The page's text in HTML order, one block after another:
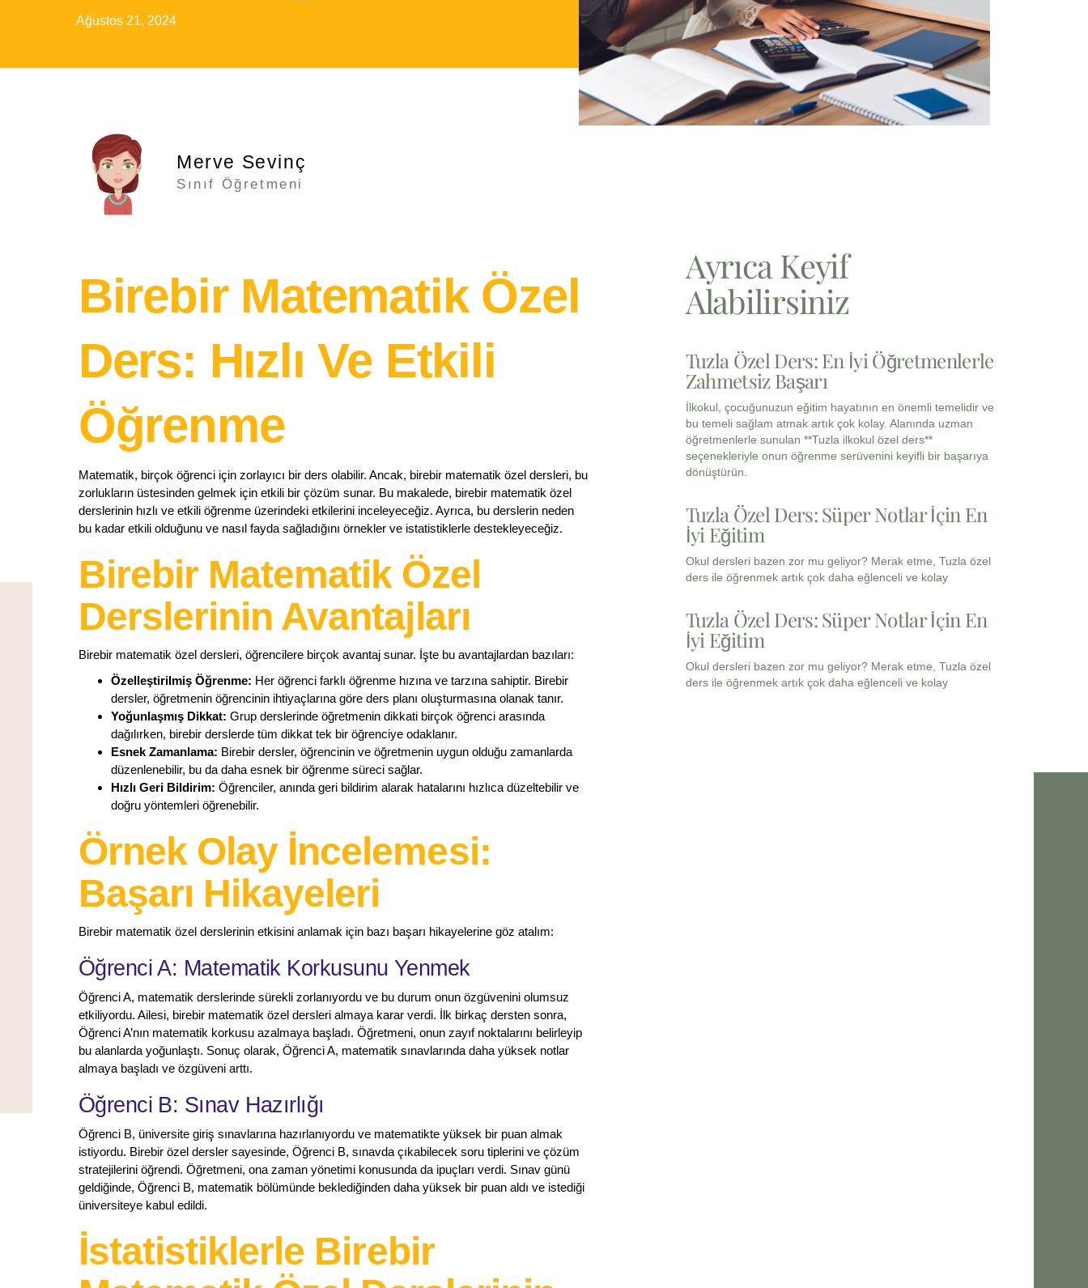
Ağustos 21, 2024
Merve Sevinç
Sınıf Öğretmeni
Birebir Matematik Özel
Ders: Hızlı Ve Etkili
Öğrenme
Matematik, birçok öğrenci için zorlayıcı bir ders olabilir. Ancak, birebir matematik özel dersleri, bu
zorlukların üstesinden gelmek için etkili bir çözüm sunar. Bu makalede, birebir matematik özel
derslerinin hızlı ve etkili öğrenme üzerindeki etkilerini inceleyeceğiz. Ayrıca, bu derslerin neden
bu kadar etkili olduğunu ve nasıl fayda sağladığını örnekler ve istatistiklerle destekleyeceğiz.
Birebir Matematik Özel
Derslerinin Avantajları
Birebir matematik özel dersleri, öğrencilere birçok avantaj sunar. İşte bu avantajlardan bazıları:
Özelleştirilmiş Öğrenme: Her öğrenci farklı öğrenme hızına ve tarzına sahiptir. Birebir
dersler, öğretmenin öğrencinin ihtiyaçlarına göre ders planı oluşturmasına olanak tanır.
Yoğunlaşmış Dikkat: Grup derslerinde öğretmenin dikkati birçok öğrenci arasında
dağılırken, birebir derslerde tüm dikkat tek bir öğrenciye odaklanır.
Esnek Zamanlama: Birebir dersler, öğrencinin ve öğretmenin uygun olduğu zamanlarda
düzenlenebilir, bu da daha esnek bir öğrenme süreci sağlar.
Hızlı Geri Bildirim: Öğrenciler, anında geri bildirim alarak hatalarını hızlıca düzeltebilir ve
doğru yöntemleri öğrenebilir.
Örnek Olay İncelemesi:
Başarı Hikayeleri
Birebir matematik özel derslerinin etkisini anlamak için bazı başarı hikayelerine göz atalım:
Öğrenci A: Matematik Korkusunu Yenmek
Öğrenci A, matematik derslerinde sürekli zorlanıyordu ve bu durum onun özgüvenini olumsuz
etkiliyordu. Ailesi, birebir matematik özel dersleri almaya karar verdi. İlk birkaç dersten sonra,
Öğrenci A’nın matematik korkusu azalmaya başladı. Öğretmeni, onun zayıf noktalarını belirleyip
bu alanlarda yoğunlaştı. Sonuç olarak, Öğrenci A, matematik sınavlarında daha yüksek notlar
almaya başladı ve özgüveni arttı.
Öğrenci B: Sınav Hazırlığı
Öğrenci B, üniversite giriş sınavlarına hazırlanıyordu ve matematikte yüksek bir puan almak
istiyordu. Birebir özel dersler sayesinde, Öğrenci B, sınavda çıkabilecek soru tiplerini ve çözüm
stratejilerini öğrendi. Öğretmeni, ona zaman yönetimi konusunda da ipuçları verdi. Sınav günü
geldiğinde, Öğrenci B, matematik bölümünde beklediğinden daha yüksek bir puan aldı ve istediği
üniversiteye kabul edildi.
İstatistiklerle Birebir
Ayrıca Keyif
Alabilirsiniz
Tuzla Özel Ders: En İyi Öğretmenlerle
Zahmetsiz Başarı
İlkokul, çocuğunuzun eğitim hayatının en önemli temelidir ve
bu temeli sağlam atmak artık çok kolay. Alanında uzman
öğretmenlerle sunulan **Tuzla ilkokul özel ders**
seçenekleriyle onun öğrenme serüvenini keyifli bir başarıya
dönüştürün.
Tuzla Özel Ders: Süper Notlar İçin En
İyi Eğitim
Okul dersleri bazen zor mu geliyor? Merak etme, Tuzla özel
ders ile öğrenmek artık çok daha eğlenceli ve kolay
Tuzla Özel Ders: Süper Notlar İçin En
İyi Eğitim
Okul dersleri bazen zor mu geliyor? Merak etme, Tuzla özel
ders ile öğrenmek artık çok daha eğlenceli ve kolay